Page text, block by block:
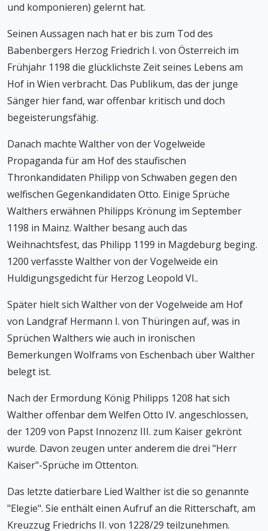
und komponieren) gelernt hat.
Seinen Aussagen nach hat er bis zum Tod des
Babenbergers Herzog Friedrich I. von Österreich im
Frühjahr 1198 die glücklichste Zeit seines Lebens am
Hof in Wien verbracht. Das Publikum, das der junge
Sänger hier fand, war offenbar kritisch und doch
begeisterungsfähig.
Danach machte Walther von der Vogelweide
Propaganda für am Hof des staufischen
Thronkandidaten Philipp von Schwaben gegen den
welfischen Gegenkandidaten Otto. Einige Sprüche
Walthers erwähnen Philipps Krönung im September
1198 in Mainz. Walther besang auch das
Weihnachtsfest, das Philipp 1199 in Magdeburg beging.
1200 verfasste Walther von der Vogelweide ein
Huldigungsgedicht für Herzog Leopold VI..
Später hielt sich Walther von der Vogelweide am Hof
von Landgraf Hermann I. von Thüringen auf, was in
Sprüchen Walthers wie auch in ironischen
Bemerkungen Wolframs von Eschenbach über Walther
belegt ist.
Nach der Ermordung König Philipps 1208 hat sich
Walther offenbar dem Welfen Otto IV. angeschlossen,
der 1209 von Papst Innozenz III. zum Kaiser gekrönt
wurde. Davon zeugen unter anderem die drei "Herr
Kaiser"-Sprüche im Ottenton.
Das letzte datierbare Lied Walther ist die so genannte
"Elegie". Sie enthält einen Aufruf an die Ritterschaft, am
Kreuzzug Friedrichs II. von 1228/29 teilzunehmen.